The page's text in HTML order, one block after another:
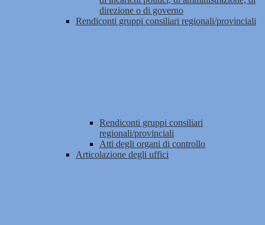
direzione o di governo
Rendiconti gruppi consiliari regionali/provinciali
Rendiconti gruppi consiliari
regionali/provinciali
Atti degli organi di controllo
Articolazione degli uffici